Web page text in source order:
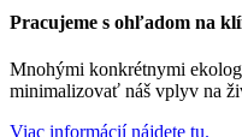
Pracujeme s ohľadom na
Mnohými konkrétnymi
minimalizovať náš vplyv na
Viac informácií nájdete tu.